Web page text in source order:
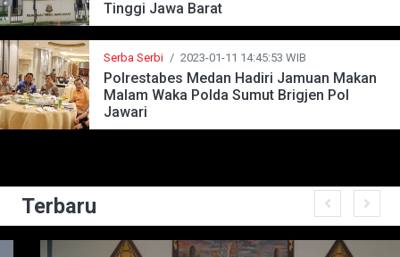
Tinggi Jawa Barat
Serba Serbi / 2023-01-11 14:45:53 WIB
Polrestabes Medan Hadiri Jamuan Makan
Malam Waka Polda Sumut Brigjen Pol
Jawari
Terbaru